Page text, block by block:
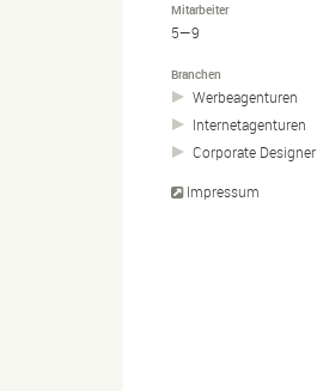
Mitarbeiter
5—9
Branchen
Werbeagenturen
Internetagenturen
Corporate Designer
Impressum